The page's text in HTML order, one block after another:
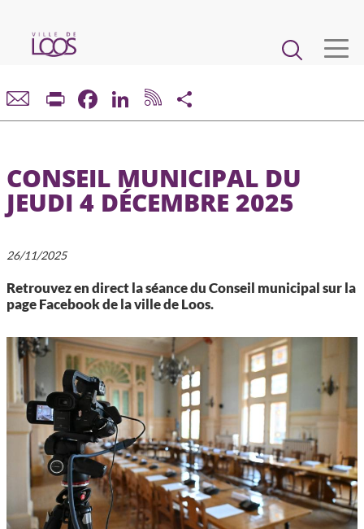
contenu
Main
navigation
VIE MUNICIPALE
CADRE DE VIE ET URBANISME
CCAS, SOLIDARITÉ ET SANTÉ
POLICE MUNICIPALE
Print FacebookLinkedIn
CONSEIL MUNICIPAL DU
JEUDI 4 DÉCEMBRE 2025
26/11/2025
Retrouvez en direct la séance du Conseil municipal sur la
page Facebook de la ville de Loos.